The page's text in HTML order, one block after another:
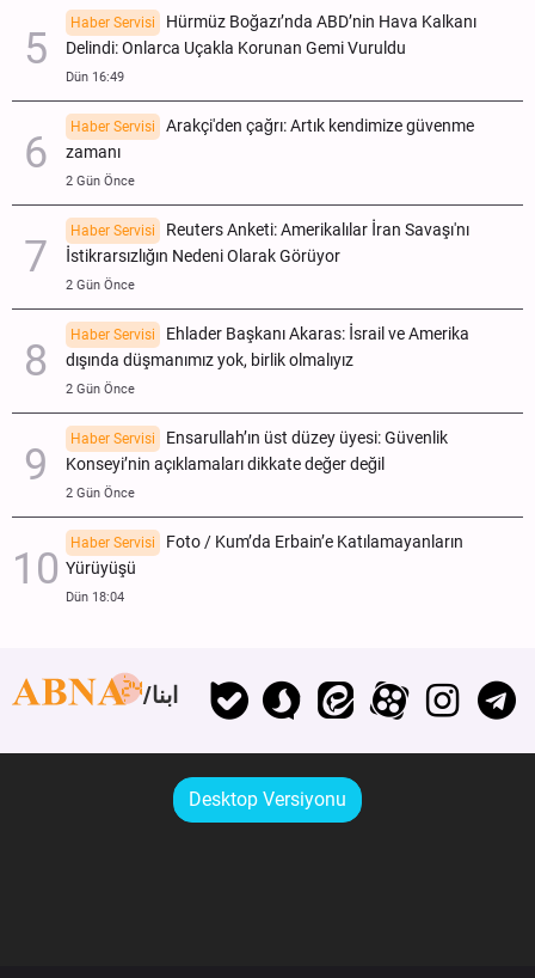
Haber Servisi
Hürmüz Boğazı’nda ABD’nin Hava Kalkanı
Delindi: Onlarca Uçakla Korunan Gemi Vuruldu
Dün 16:49
Haber Servisi
Arakçi'den çağrı: Artık kendimize güvenme
zamanı
2 Gün Önce
Haber Servisi
Reuters Anketi: Amerikalılar İran Savaşı'nı
İstikrarsızlığın Nedeni Olarak Görüyor
2 Gün Önce
Haber Servisi
Ehlader Başkanı Akaras: İsrail ve Amerika
dışında düşmanımız yok, birlik olmalıyız
2 Gün Önce
Haber Servisi
Ensarullah’ın üst düzey üyesi: Güvenlik
Konseyi’nin açıklamaları dikkate değer değil
2 Gün Önce
Haber Servisi
Foto / Kum’da Erbain’e Katılamayanların
Yürüyüşü
Dün 18:04
ابنا
Desktop Versiyonu